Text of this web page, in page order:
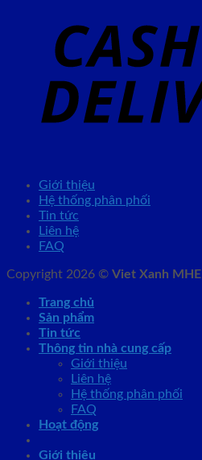
Giới thiệu
Hệ thống phân phối
Tin tức
Liên hệ
FAQ
Copyright 2026 © Viet Xanh MHE
Trang chủ
Sản phẩm
Tin tức
Thông tin nhà cung cấp
Giới thiệu
Liên hệ
Hệ thống phân phối
FAQ
Hoạt động
Giới thiệu